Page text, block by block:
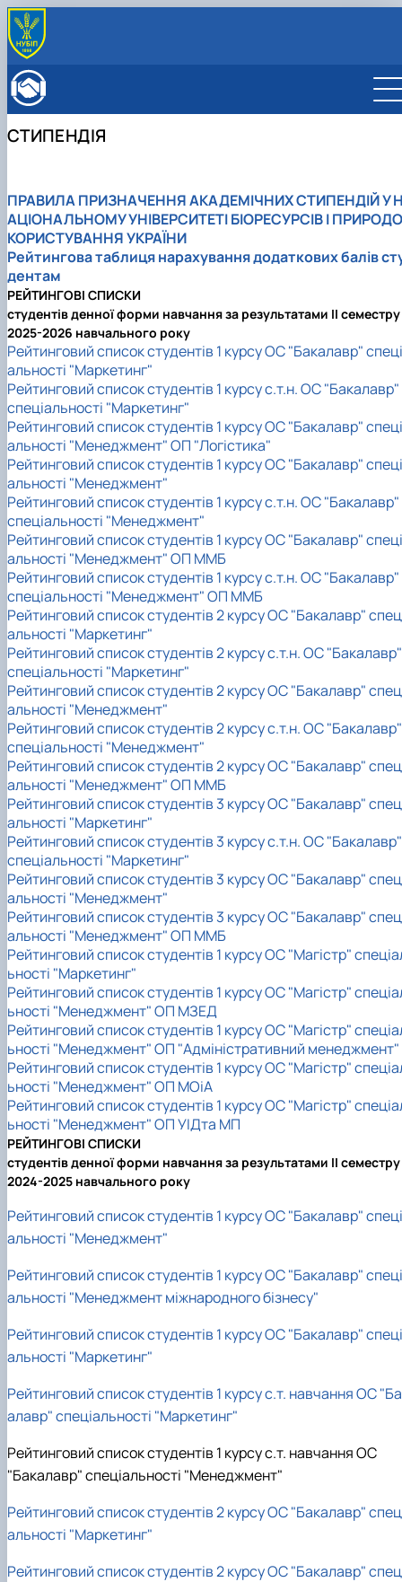
ОСВІТНЯ ДІЯЛЬНІСТЬ
Бакалаврат
Підготовка аспірантів
Науково-дослідна робота
Практичне навчання
Виховна та спортивна робота
Стипендія
ВСТУПНИКУ
Магістр
Доктор філософії (PhD)
Міжнародні програми з можливістю отримання
подвійних дипломів (Double Degree Pr…
Англомовна магістратура/ English speaking MSc
Program in Management
РАДА РОБОТОДАВЦІВ
СТИПЕНДІЯ
ПРАВИЛАПРИЗНАЧЕННЯ АКАДЕМІЧНИХ СТИПЕНДІЙ У
АЦІОНАЛЬНОМУ УНІВЕРСИТЕТІ БІОРЕСУРСІВ І ПРИРОДО
КОРИСТУВАННЯ УКРАЇНИ
Рейтингова таблиця нарахування додаткових балів
дентам
РЕЙТИНГОВІ СПИСКИ
студентів денної форми навчання за результатами IІ семестру
2025-2026 навчального року
Рейтинговий список студентів 1 курсу ОС "Бакалавр" спеці
альності "Маркетинг"
Рейтинговий список студентів 1 курсу с.т.н. ОС "Бакалавр"
спеціальності "Маркетинг"
Рейтинговий список студентів 1 курсу ОС "Бакалавр" спеці
альності "Менеджмент" ОП "Логістика"
Рейтинговий список студентів 1 курсу ОС "Бакалавр" спеці
альності "Менеджмент"
Рейтинговий список студентів 1 курсу с.т.н. ОС "Бакалавр"
спеціальності "Менеджмент"
Рейтинговий список студентів 1 курсу ОС "Бакалавр" спеці
альності "Менеджмент" ОП ММБ
Рейтинговий список студентів 1 курсу с.т.н. ОС "Бакалавр"
спеціальності "Менеджмент" ОП ММБ
Рейтинговий список студентів 2 курсу ОС "Бакалавр"
альності "Маркетинг"
Рейтинговий список студентів 2 курсу с.т.н. ОС "Бакалавр"
спеціальності "Маркетинг"
Рейтинговий список студентів 2 курсу ОС "Бакалавр"
альності "Менеджмент"
Рейтинговий список студентів 2 курсу с.т.н. ОС "Бакалавр"
спеціальності "Менеджмент"
Рейтинговий список студентів 2 курсу ОС "Бакалавр"
альності "Менеджмент" ОП ММБ
Рейтинговий список студентів 3 курсу ОС "Бакалавр"
альності "Маркетинг"
Рейтинговий список студентів 3 курсу с.т.н. ОС "Бакалавр"
спеціальності "Маркетинг"
Рейтинговий список студентів 3 курсу ОС "Бакалавр"
альності "Менеджмент"
Рейтинговий список студентів 3 курсу ОС "Бакалавр"
альності "Менеджмент" ОП ММБ
Рейтинговий список студентів 1 курсу ОС "Магістр"
ьності "Маркетинг"
Рейтинговий список студентів 1 курсу ОС "Магістр"
ьності "Менеджмент" ОП МЗЕД
Рейтинговий список студентів 1 курсу ОС "Магістр"
ьності "Менеджмент" ОП "Адміністративний менеджмент"
Рейтинговий список студентів 1 курсу ОС "Магістр"
ьності "Менеджмент" ОП МОіА
Рейтинговий список студентів 1 курсу ОС "Магістр"
ьності "Менеджмент" ОП УІДта МП
РЕЙТИНГОВІ СПИСКИ
студентів денної форми навчання за результатами II семестру
2024-2025 навчального року
Рейтинговий список студентів 1 курсу ОС "Бакалавр" спеці
альності "Менеджмент"
Рейтинговий список студентів 1 курсу ОС "Бакалавр" спеці
альності "Менеджмент міжнародного бізнесу"
Рейтинговий список студентів 1 курсу ОС "Бакалавр" спеці
альності "Маркетинг"
Рейтинговий список студентів 1 курсу с.т. навчання ОС
алавр" спеціальності "Маркетинг"
Рейтинговий список студентів 1 курсу с.т. навчання ОС
"Бакалавр" спеціальності "Менеджмент"
Рейтинговий список студентів 2 курсу ОС "Бакалавр"
альності "Маркетинг"
Рейтинговий список студентів 2 курсу ОС "Бакалавр"